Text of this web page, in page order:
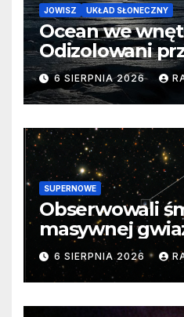
JOWISZ UKŁAD SŁONECZNY
Ocean we
Odizolowani
barierę
6 SIERPNIA 2026
SUPERNOWE
Obserwowali
masywnej
samego
cenne dane
6 SIERPNIA 2026